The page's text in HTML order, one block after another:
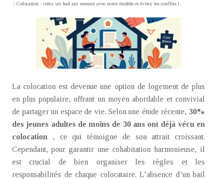
/ Colocation : créez un bail sur mesure avec notre modèle et évitez les conflits !
La colocation est devenue une option de logement de plus
en plus populaire, offrant un moyen abordable et convivial
de partager un espace de vie. Selon une étude récente, 30%
des jeunes adultes de moins de 30 ans ont déjà vécu en
colocation , ce qui témoigne de son attrait croissant.
Cependant, pour garantir une cohabitation harmonieuse, il
est crucial de bien organiser les règles et les
responsabilités de chaque colocataire. L’absence d’un bail